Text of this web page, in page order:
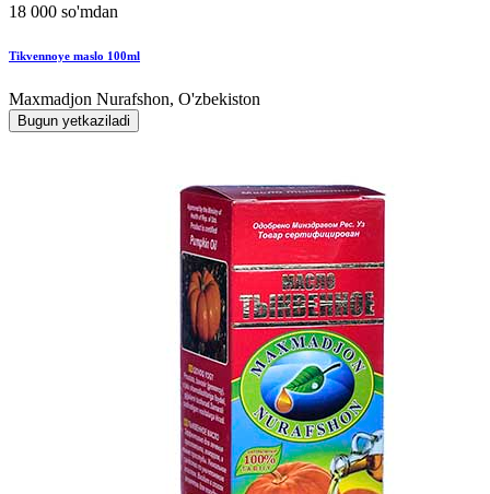
18 000 so'mdan
Tikvennoye maslo 100ml
Maxmadjon Nurafshon, O'zbekiston
Bugun yetkaziladi